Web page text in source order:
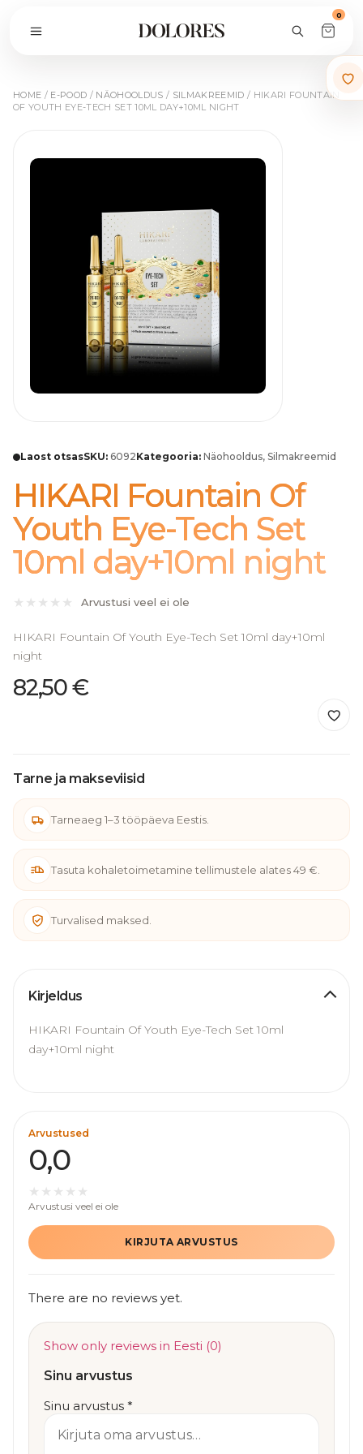
0
HOME / E-POOD / NÄOHOOLDUS / SILMAKREEMID / HIKARI FOUNTAIN
OF YOUTH EYE-TECH SET 10ML DAY+10ML NIGHT
Laost otsasSKU: 6092Kategooria: Näohooldus, Silmakreemid
HIKARI Fountain Of
Youth Eye-Tech Set
10ml day+10ml night
Arvustusi veel ei ole
HIKARI Fountain Of Youth Eye-Tech Set 10ml day+10ml
night
82,50€
Tarne ja makseviisid
Tarneaeg 1–3 tööpäeva Eestis.
Tasuta kohaletoimetamine tellimustele alates 49 €.
Turvalised maksed.
Kirjeldus
HIKARI Fountain Of Youth Eye-Tech Set 10ml
day+10ml night
Arvustused
0,0
Arvustusi veel ei ole
KIRJUTA ARVUSTUS
There are no reviews yet.
Show only reviews in Eesti (0)
Sinu arvustus
Sinu arvustus *